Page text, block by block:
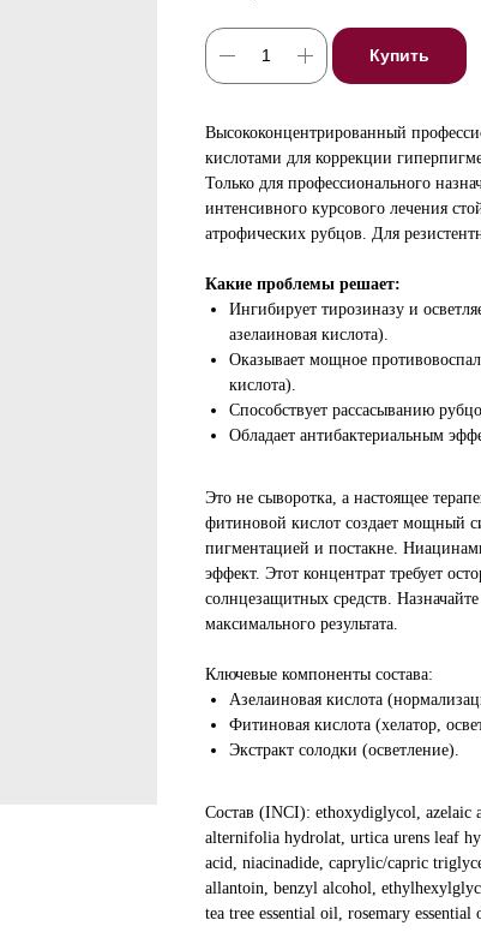
Купить
Высококонцентрированный
кислотами для коррекции
Только для профессионального
интенсивного курсового лечения
атрофических рубцов. Для
Какие проблемы решает:
Ингибирует тирозиназу и
азелаиновая кислота).
Оказывает мощное
кислота).
Способствует рассасыванию
Обладает антибактериальным
Это не сыворотка, а настоящее
фитиновой кислот создает мощный
пигментацией и постакне.
эффект. Этот концентрат требует
солнцезащитных средств.
максимального результата.
Ключевые компоненты состава:
Азелаиновая кислота
Фитиновая кислота (хелатор,
Экстракт солодки (осветление).
Состав (INCI): ethoxydiglycol, azelaic
alternifolia hydrolat, urtica urens leaf
acid, niacinadide, caprylic/capric
allantoin, benzyl alcohol,
tea tree essential oil, rosemary essential